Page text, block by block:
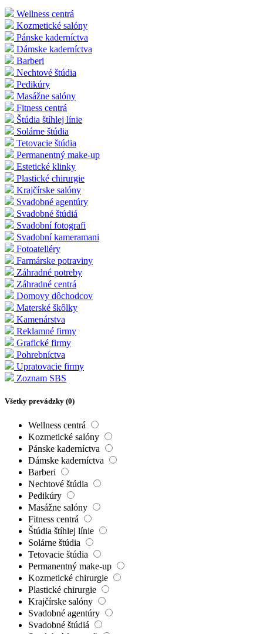
Wellness centrá
Kozmetické salóny
Pánske kaderníctva
Dámske kaderníctva
Barberi
Nechtové štúdia
Pedikúry
Masážne salóny
Fitness centrá
Štúdia štíhlej línie
Solárne štúdia
Tetovacie štúdia
Permanentný make-up
Estetické klinky
Plastické chirurgie
Krajčírske salóny
Svadobné agentúry
Svadobné štúdiá
Svadobní fotografi
Svadobní kameramani
Fotoateliéry
Farmárske potraviny
Záhradné potreby
Záhradné centrá
Domovy dôchodcov
Materské škôlky
Kamenárstva
Reklamné firmy
Grafické firmy
Pohrebníctva
Upratovacie firmy
Zoznam SBS
Všetky prevádzky (0)
Wellness centrá
Kozmetické salóny
Pánske kaderníctva
Dámske kaderníctva
Barberi
Nechtové štúdia
Pedikúry
Masážne salóny
Fitness centrá
Štúdia štíhlej línie
Solárne štúdia
Tetovacie štúdia
Permanentný make-up
Kozmetické chirurgie
Plastické chirurgie
Krajčírske salóny
Svadobné agentúry
Svadobné štúdiá